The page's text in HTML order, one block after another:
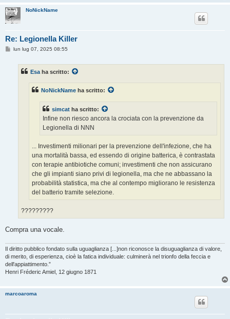
NoNickName
Re: Legionella Killer
Mlun lug 07, 2025 08:55
Esa ha scritto:
NoNickName ha scritto:
simcat ha scritto:
Infine non riesco ancora la crociata con la prevenzione da
Legionella di NNN
... Investimenti milionari per la prevenzione dell'infezione, che ha
una mortalità bassa, ed essendo di origine batterica, è contrastata
con terapie antibiotiche comuni; investimenti che non assicurano
che gli impianti siano privi di legionella, ma che ne abbassano la
probabilità statistica, ma che al contempo migliorano le resistenza
del batterio tramite selezione.
?????????
Compra una vocale.
Il diritto pubblico fondato sulla uguaglianza [...]non riconosce la disuguaglianza di valore,
di merito, di esperienza, cioè la fatica individuale: culminerà nel trionfo della feccia e
dell'appiattimento.”
Henri Fréderic Amiel, 12 giugno 1871
marcoaroma